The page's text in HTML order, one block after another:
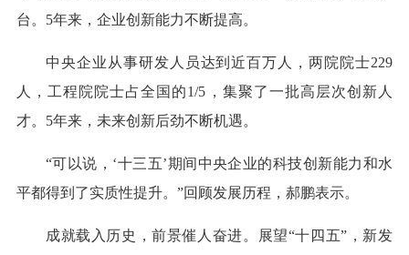
台。5年来，企业创新能力不断提高。
中央企业从事研发人员达到近百万人，两院院士229
人，工程院院士占全国的1/5，集聚了一批高层次创新人
才。5年来，未来创新后劲不断机遇。
“可以说，‘十三五’期间中央企业的科技创新能力和水
平都得到了实质性提升。”回顾发展历程，郝鹏表示。
成就载入历史，前景催人奋进。展望“十四五”，新发